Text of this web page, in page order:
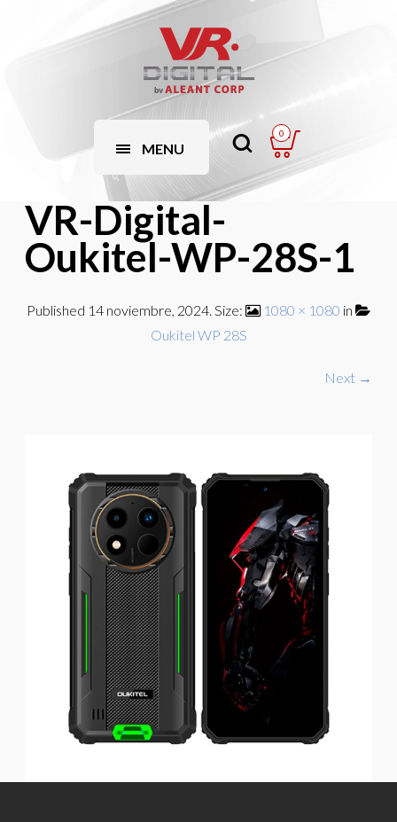
MENU
0
VR-Digital-
Oukitel-WP-28S-1
Published 14 noviembre, 2024. Size: 1080 × 1080 in
Oukitel WP 28S
Next →